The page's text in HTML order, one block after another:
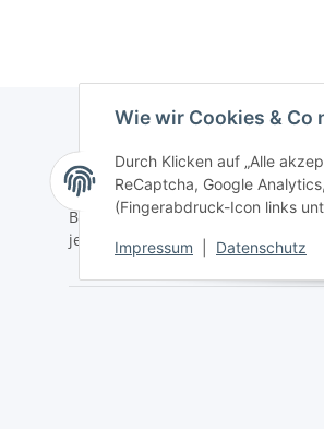
Wie wir Cookies & Co
Durch Klicken auf „Alle
ReCaptcha, Google
(Fingerabdruck-Icon links
Impressum Datenschutz
Newsletter
Bitte senden Sie mir
jederzeit widerruflich